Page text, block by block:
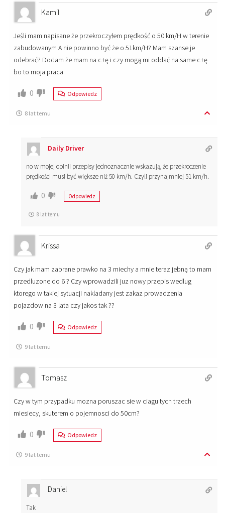
Kamil
Jeśli mam napisane że przekroczyłem prędkość o 50 km/H w terenie
zabudowanym A nie powinno być że o 51km/H? Mam szanse je
odebrać? Dodam że mam na c+ę i czy mogą mi oddać na same c+ę
bo to moja praca
0 Odpowiedz
8 lat temu
Daily Driver
no w mojej opinii przepisy jednoznacznie wskazują, że przekroczenie
prędkości musi być większe niż 50 km/h. Czyli przynajmniej 51 km/h.
0 Odpowiedz
8 lat temu
Krissa
Czy jak mam zabrane prawko na 3 miechy a mnie teraz jebną to mam
przedluzone do 6 ? Czy wprowadzili juz nowy przepis wedlug
ktorego w takiej sytuacji nakladany jest zakaz prowadzenia
pojazdow na 3 lata czy jakos tak ??
0 Odpowiedz
9 lat temu
Tomasz
Czy w tym przypadku mozna poruszac sie w ciagu tych trzech
miesiecy, skuterem o pojemnosci do 50cm?
0 Odpowiedz
9 lat temu
Daniel
Tak